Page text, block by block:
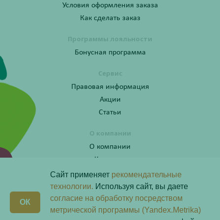
Условия оформления заказа
Как сделать заказ
Программы лояльности
Бонусная программа
Сервис
Правовая информация
Акции
Статьи
О компании
О компании
Контакты
Получите консультацию по телефону:
8 (800) 201-40-60 доб. 10
Сайт применяет рекомендательные
технологии. Используя сайт, вы даете
согласие на обработку посредством
метрической программы (Yandex.Metrika)
ОК